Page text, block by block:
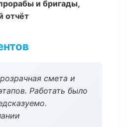
и бригады,
отчёт
смета и
Работать было